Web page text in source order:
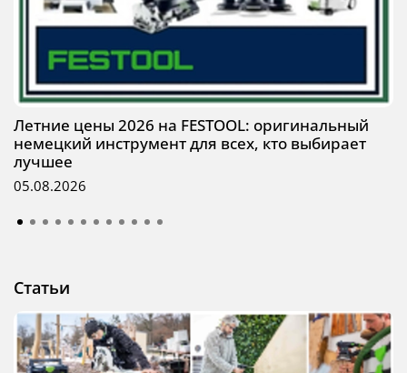
Летние цены 2026 на FESTOOL: оригинальный
немецкий инструмент для всех, кто выбирает
лучшее
05.08.2026
Статьи